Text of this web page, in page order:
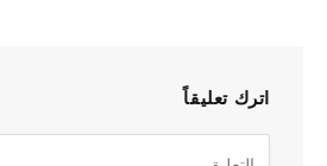
اترك تعليقاً